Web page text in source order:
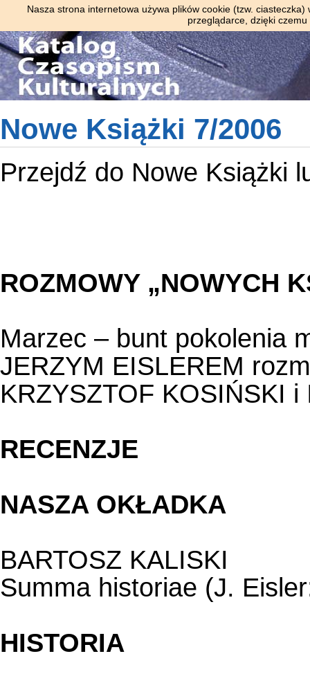
Nasza strona internetowa używa plików cookie (tzw.
przeglądarce, dzięki
Nowe Książki 7/2006
Przejdź do Nowe Książki
ROZMOWY „NOWYCH
Marzec – bunt pokolenia
JERZYM EISLEREM
KRZYSZTOF KOSIŃSKI
RECENZJE
NASZA OKŁADKA
BARTOSZ KALISKI
Summa historiae (J.
HISTORIA